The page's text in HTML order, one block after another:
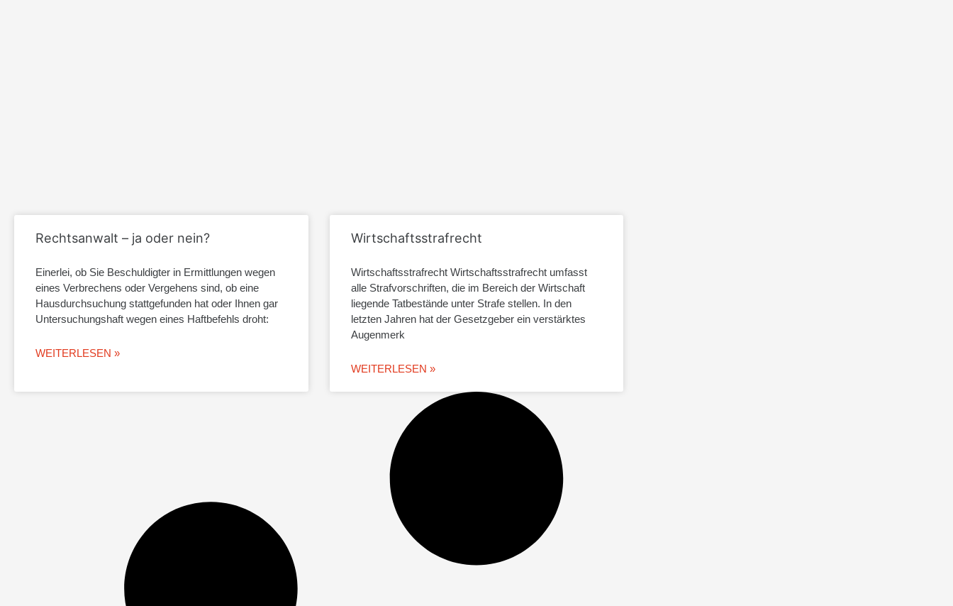
Rechtsanwalt – ja oder nein?
Einerlei, ob Sie Beschuldigter in Ermittlungen wegen
eines Verbrechens oder Vergehens sind, ob eine
Hausdurchsuchung stattgefunden hat oder Ihnen gar
Untersuchungshaft wegen eines Haftbefehls droht:
WEITERLESEN »
Wirtschaftsstrafrecht
Wirtschaftsstrafrecht Wirtschaftsstrafrecht umfasst
alle Strafvorschriften, die im Bereich der Wirtschaft
liegende Tatbestände unter Strafe stellen. In den
letzten Jahren hat der Gesetzgeber ein verstärktes
Augenmerk
WEITERLESEN »